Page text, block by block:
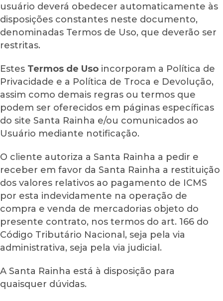
usuário deverá obedecer automaticamente às
disposições constantes neste documento,
denominadas Termos de Uso, que deverão ser
restritas.
Estes Termos de Uso incorporam a Política de
Privacidade e a Política de Troca e Devolução,
assim como demais regras ou termos que
podem ser oferecidos em páginas específicas
do site Santa Rainha e/ou comunicados ao
Usuário mediante notificação.
O cliente autoriza a Santa Rainha a pedir e
receber em favor da Santa Rainha a restituição
dos valores relativos ao pagamento de ICMS
por esta indevidamente na operação de
compra e venda de mercadorias objeto do
presente contrato, nos termos do art. 166 do
Código Tributário Nacional, seja pela via
administrativa, seja pela via judicial.
A Santa Rainha está à disposição para
quaisquer dúvidas.